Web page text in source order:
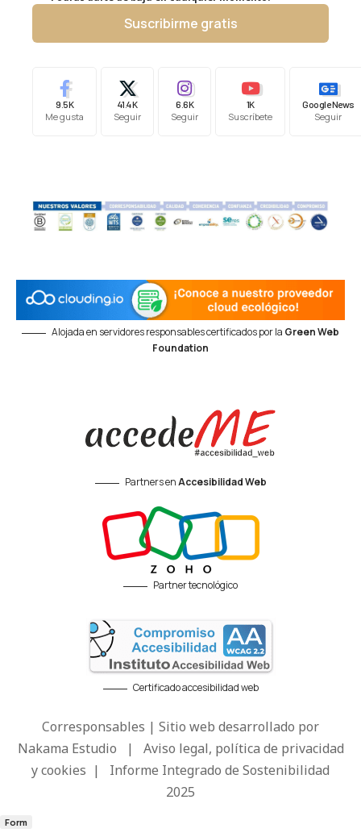
Suscribirme gratis
9.5K
Me gusta
41.4K
Seguir
6.6K
Seguir
1K
Suscríbete
Google News
Seguir
Alojada en servidores responsables certificados por la Green Web
Foundation
Partners enAccesibilidad Web
Partner tecnológico
Certificado accesibilidad web
Corresponsables | Sitio web desarrollado por
Nakama Estudio | Aviso legal, política de privacidad
y cookies | Informe Integrado de Sostenibilidad
2025
Form